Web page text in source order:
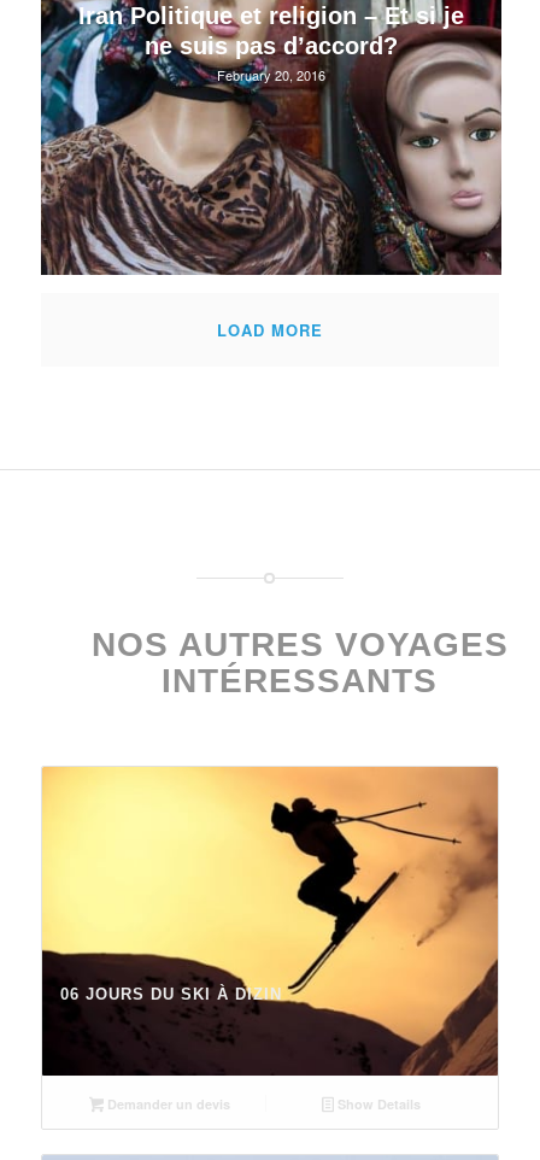
Iran Politique et religion – Et si je
ne suis pas d’accord?
February 20, 2016
LOAD MORE
NOS AUTRES VOYAGES
INTÉRESSANTS
06 JOURS DU SKI À DIZIN
Demander un devis Show Details